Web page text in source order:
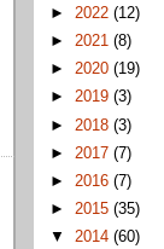
► 2022 (12)
► 2021 (8)
► 2020 (19)
► 2019 (3)
► 2018 (3)
► 2017 (7)
► 2016 (7)
► 2015 (35)
▼ 2014 (60)